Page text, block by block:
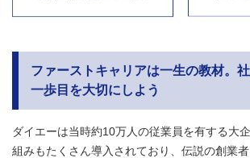
ファーストキャリアは一生の教材。
一歩目を大切にしよう
ダイエーは当時約10万人の従業員を有する大
組みもたくさん導入されており、伝説の創業